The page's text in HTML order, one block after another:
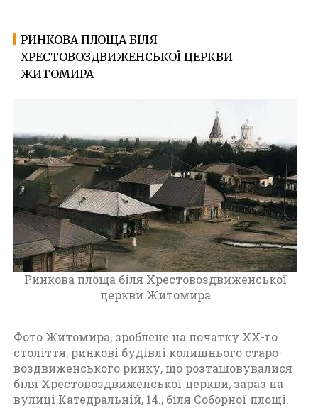
о
т
о
м
и
р
а
п
е
р
і
о
о
1
9
1
7
РИНКОВА ПЛОЩА БІЛЯ
ХРЕСТОВОЗДВИЖЕНСЬКОЇ ЦЕРКВИ
ЖИТОМИРА
Ринкова площа біля Хрестовоздвиженської
церкви Житомира
Фото Житомира, зроблене на початку XX-го
століття, ринкові будівлі колишнього старо-
воздвиженського ринку, що розташовувалися
біля Хрестовоздвиженської церкви, зараз на
вулиці Катедральній, 14., біля Соборної площі.